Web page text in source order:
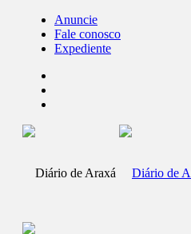
Anuncie
Fale conosco
Expediente